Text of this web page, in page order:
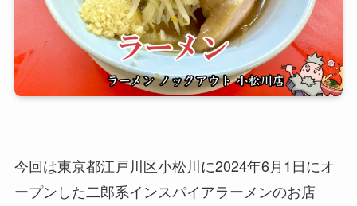
今回は東京都江戸川区小松川に2024年6月1日にオ
ープンした二郎系インスパイアラーメンのお店